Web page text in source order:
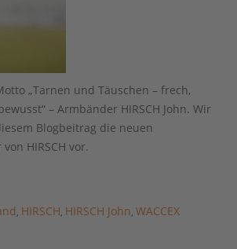
„Tarnen und Täuschen – frech,
– Armbänder HIRSCH John. Wir
Blogbeitrag die neuen
HIRSCH vor.
, HIRSCH, HIRSCH John, WACCEX